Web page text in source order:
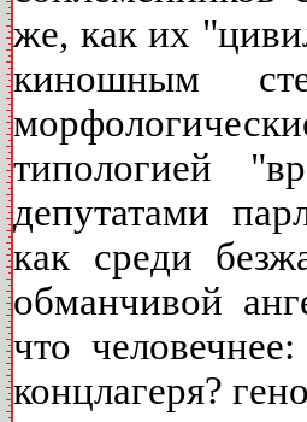
же, как их
киношным
типологией
депутатами
как среди
обманчивой
что
концлагеря?